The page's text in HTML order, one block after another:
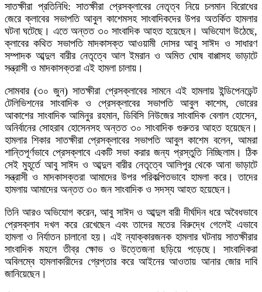
সাতক্ষীরা প্রতিনিধি: সাতক্ষীরা প্রেসক্লাবের নেতৃত্ব নিয়ে চলমান বিরোধের
জেরে ক্লাবের সভাপতি আবুল কাশেমসহ সাংবাদিকদের উপর অতর্কিত হামলার
ঘটনা ঘটেছে। এতে অন্তত ৩০ সাংবাদিক আহত হয়েছেন। অভিযোগ উঠেছে,
ক্লাবের কথিত সভাপতি মাদকাসক্ত আওয়ামী দোসর আবু সাঈদ ও সাধারণ
সম্পাদক আব্দুল বারীর নেতৃত্বে আল ইমরান ও অমিত ঘোষ বাপ্পাসহ ভাড়াটে
সন্ত্রাসী ও মাদকাসক্তরা এই হামলা চালায়।
সোমবার (৩০ জুন) সাতক্ষীরা প্রেসক্লাবের সামনে এই হামলায় ইন্ডিপেনডেন্ট
টেলিভিশনের সাংবাদিক ও প্রেসক্লাবের সভাপতি আবুল কাশেম, ভোরের
আকাশের সাংবাদিক আমিনুর রহমান, ডিবিসি নিউজের সাংবাদিক বেলাল হোসেন,
অনির্বানের সোহরাব হোসেনসহ অন্তত ৩০ সাংবাদিক গুরুতর আহত হয়েছেন।
হামলার শিকার সাতক্ষীরা প্রেসক্লাবের সভাপতি আবুল কাশেম বলেন, আমরা
শান্তিপূর্ণভাবে প্রেসক্লাবে একটি সভা করার জন্য প্রস্তুতি নিচ্ছিলাম। ঠিক
সেই মুহূর্তে আবু সাঈদ ও আব্দুল বারীর নেতৃত্বে আলিপুর থেকে আনা ভাড়াটে
সন্ত্রাসী ও মাদকাসক্তরা আমাদের উপর পরিকল্পিতভাবে হামলা করে। তাদের
হামলায় আমাদের অন্তত ৩০ জন সাংবাদিক ও সদস্য আহত হয়েছেন।
তিনি আরও অভিযোগ করেন, আবু সাঈদ ও আব্দুল বারী দীর্ঘদিন ধরে অবৈধভাবে
প্রেসক্লাব দখল করে রেখেছেন এবং তাদের মতের বিরুদ্ধে গেলেই এভাবে
হামলা ও নির্যাতন চালানো হয়। এই ন্যাক্কারজনক হামলার ঘটনায় সাতক্ষীরার
সাংবাদিক মহলে তীব্র ক্ষোভ ও উত্তেজনা ছড়িয়ে পড়েছে। সাংবাদিকরা
অবিলম্বে হামলাকারীদের গ্রেপ্তার করে আইনের আওতায় আনার জোর দাবি
জানিয়েছেন।